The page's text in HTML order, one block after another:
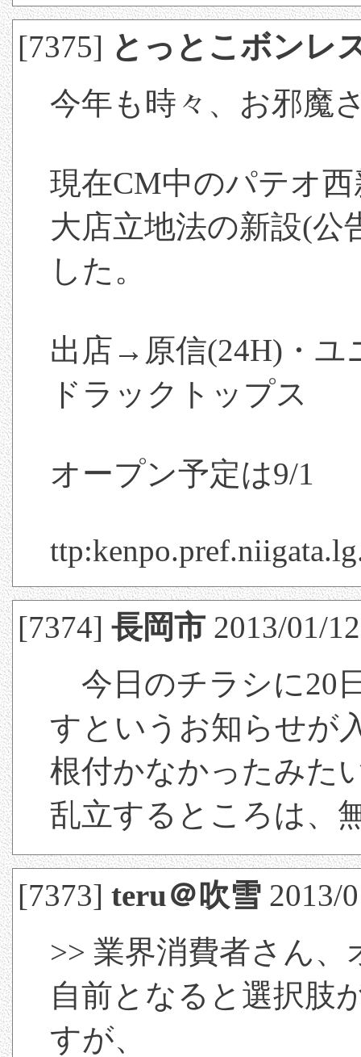
[7375] とっとこボンレ
今年も時々、お邪魔
現在CM中のパテオ
大店立地法の新設(公
した。
出店→原信(24H)・ユ
ドラックトップス
オープン予定は9/1
[7374]長岡市 2013/01/
今日のチラシに20
すというお知らせが
根付かなかったみた
乱立するところは、
[7373]teru＠吹雪 2013/
>> 業界消費者さん、
自前となると選択肢
すが、